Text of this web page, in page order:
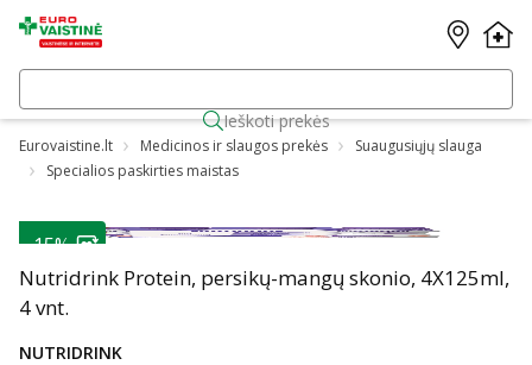
Ieškoti prekės
Eurovaistine.lt Medicinos ir slaugos prekės
Suaugusiųjų slauga
Specialios paskirties maistas
-15%
Nutridrink Protein, persikų-mangų skonio, 4X125ml,
4 vnt.
NUTRIDRINK